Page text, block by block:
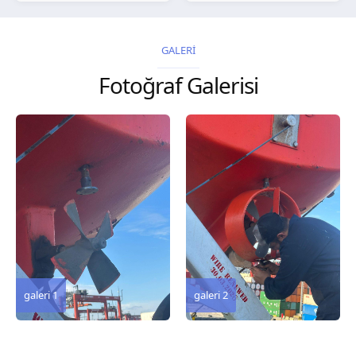
remarks 127 Korea
2026 Chart
Title, limits and other
remarks 67 Gulf of...
GALERİ
Fotoğraf Galerisi
galeri 2
galeri 3